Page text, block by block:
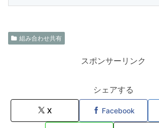
組み合わせ共有
スポンサーリンク
シェアする
X Facebook